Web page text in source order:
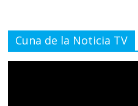
Cuna de la Noticia TV